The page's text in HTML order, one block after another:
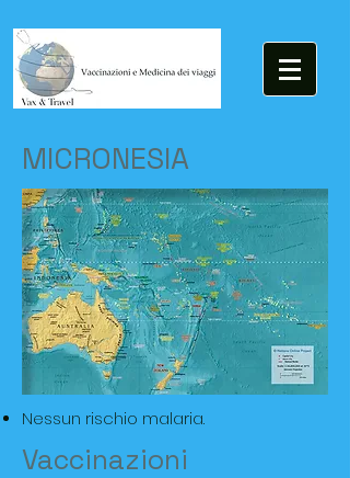
MICRONESIA
Nessun rischio malaria.
Vaccinazioni